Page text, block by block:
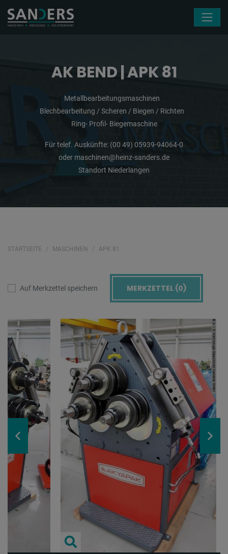
AK BEND | APK 81
Metallbearbeitungsmaschinen
Blechbearbeitung / Scheren / Biegen / Richten
Ring- Profil- Biegemaschine
Für telef. Auskünfte: (00 49) 05939-94064-0
oder maschinen@heinz-sanders.de
Standort Niederlangen
STARTSEITE MASCHINEN APK 81
Auf Merkzettel speichern MERKZETTEL (0)